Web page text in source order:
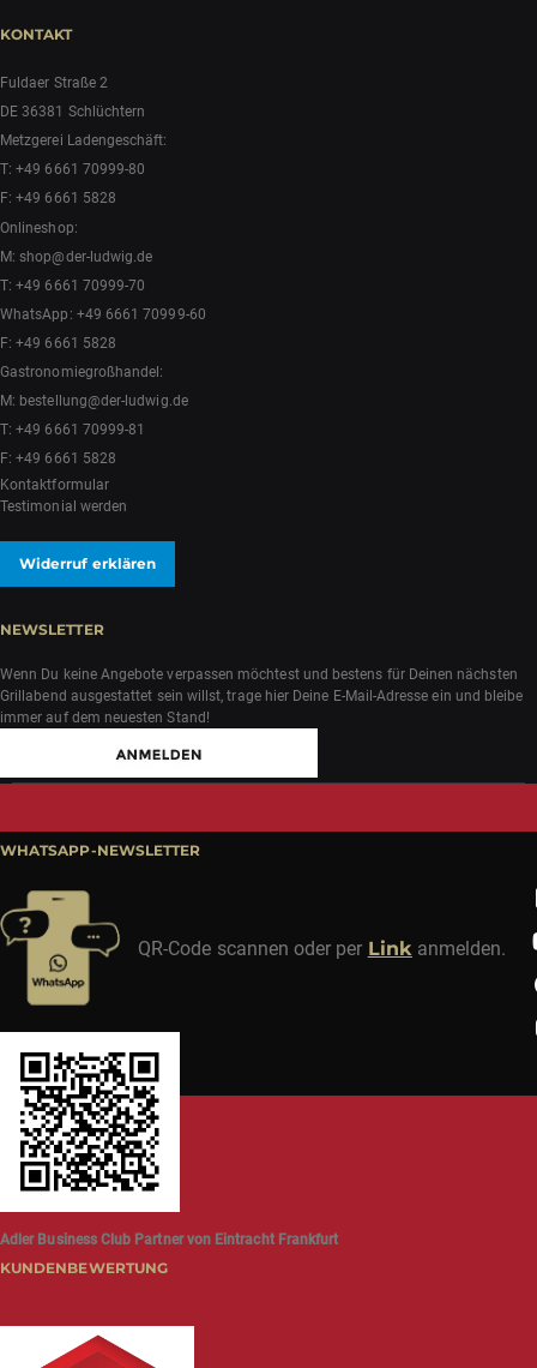
KONTAKT
Fuldaer Straße 2
DE 36381 Schlüchtern
Metzgerei Ladengeschäft:
T:+49 6661 70999-80
F: +49 6661 5828
Onlineshop:
M:shop@der-ludwig.de
T:+49 6661 70999-70
WhatsApp: +49 6661 70999-60
F: +49 6661 5828
Gastronomiegroßhandel:
M: bestellung@der-ludwig.de
T:+49 6661 70999-81
F: +49 6661 5828
Kontaktformular
Testimonial werden
Widerruf erklären
NEWSLETTER
Wenn Du keine Angebote verpassen möchtest und bestens für Deinen nächsten
Grillabend ausgestattet sein willst, trage hier Deine E-Mail-Adresse ein und bleibe
immer auf dem neuesten Stand!
WHATSAPP-NEWSLETTER
QR-Code scannen oder per Link anmelden.
Adler Business Club Partner von Eintracht Frankfurt
KUNDENBEWERTUNG